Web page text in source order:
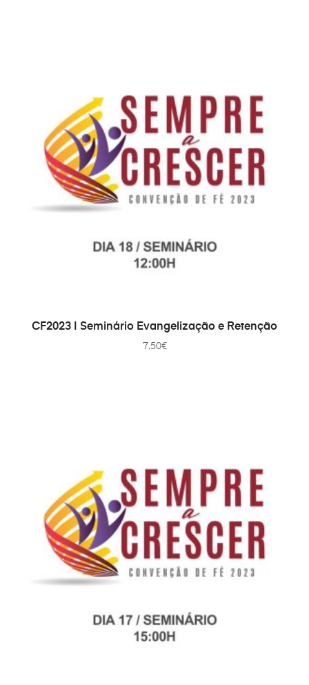
ДОДАТИ В КОШИК
CF2023 | Seminário Evangelização e Retenção
7.50€